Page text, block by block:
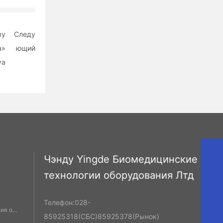
Следу
ющий
о
Чэнду Yingde Биомедицинские
технологии оборудования Лтд
Телефон:028-
85925318(СБС)85925378(Рынок)
Cdyd@bioyd.com
02885925318